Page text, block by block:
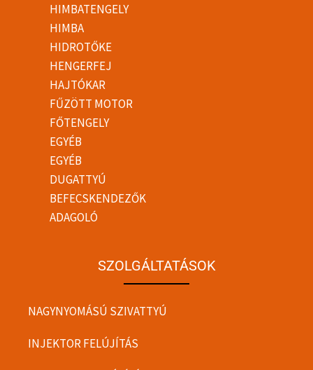
HIMBATENGELY
HIMBA
HIDROTŐKE
HENGERFEJ
HAJTÓKAR
FŰZÖTT MOTOR
FŐTENGELY
EGYÉB
EGYÉB
DUGATTYÚ
BEFECSKENDEZŐK
ADAGOLÓ
SZOLGÁLTATÁSOK
NAGYNYOMÁSÚ SZIVATTYÚ
INJEKTOR FELÚJÍTÁS